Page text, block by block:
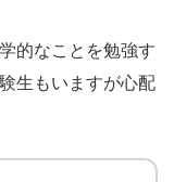
的なことを勉強す
生もいますが心配